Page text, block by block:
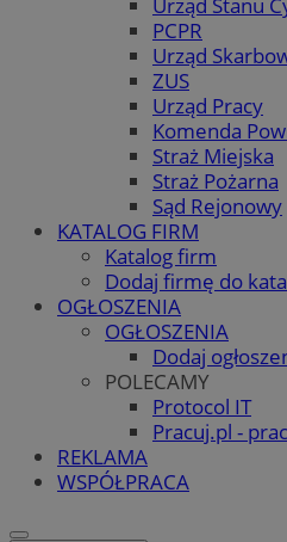
PCPR
Urząd
ZUS
Urząd Pracy
Komenda
Straż Miejska
Straż Pożarna
Sąd Rejonowy
KATALOG FIRM
Katalog firm
Dodaj firmę do
OGŁOSZENIA
OGŁOSZENIA
Dodaj
POLECAMY
Protocol IT
Pracuj.pl -
REKLAMA
WSPÓŁPRACA